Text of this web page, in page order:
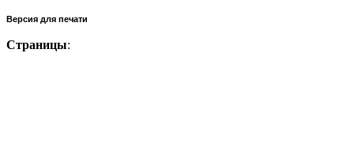
Версия для печати
Страницы: